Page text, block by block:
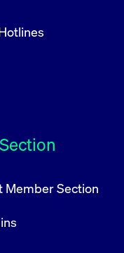
Member Section